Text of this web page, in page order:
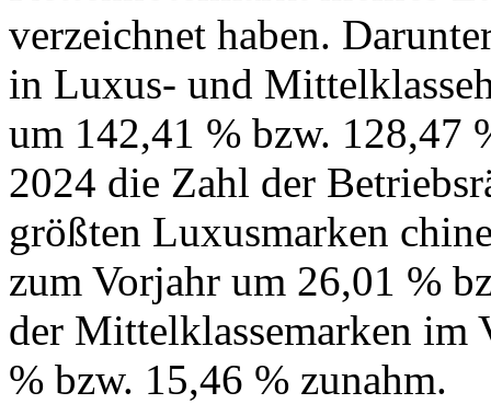
verzeichnet haben.
in Luxus- und
um 142,41 % bzw. 128,47
2024 die Zahl der
größten Luxusmarken
zum Vorjahr um 26,01 %
der Mittelklassemarken im
% bzw. 15,46 % zunahm.